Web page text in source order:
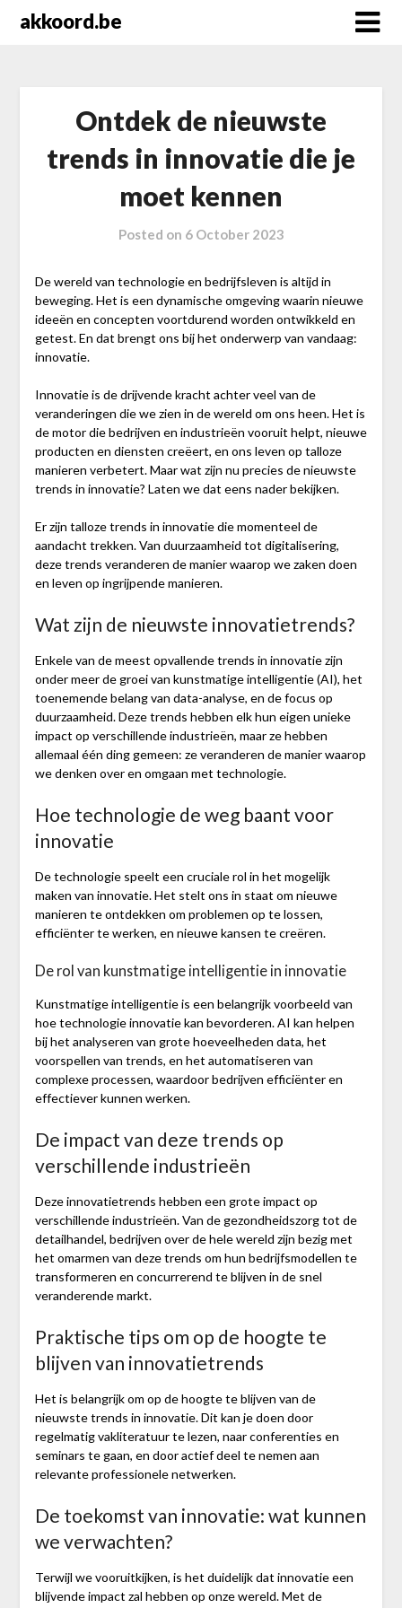
akkoord.be
Ontdek de nieuwste
trends in innovatie die je
moet kennen
Posted on 6 October 2023
De wereld van technologie en bedrijfsleven is altijd in
beweging. Het is een dynamische omgeving waarin nieuwe
ideeën en concepten voortdurend worden ontwikkeld en
getest. En dat brengt ons bij het onderwerp van vandaag:
innovatie.
Innovatie is de drijvende kracht achter veel van de
veranderingen die we zien in de wereld om ons heen. Het is
de motor die bedrijven en industrieën vooruit helpt, nieuwe
producten en diensten creëert, en ons leven op talloze
manieren verbetert. Maar wat zijn nu precies de nieuwste
trends in innovatie? Laten we dat eens nader bekijken.
Er zijn talloze trends in innovatie die momenteel de
aandacht trekken. Van duurzaamheid tot digitalisering,
deze trends veranderen de manier waarop we zaken doen
en leven op ingrijpende manieren.
Wat zijn de nieuwste innovatietrends?
Enkele van de meest opvallende trends in innovatie zijn
onder meer de groei van kunstmatige intelligentie (AI), het
toenemende belang van data-analyse, en de focus op
duurzaamheid. Deze trends hebben elk hun eigen unieke
impact op verschillende industrieën, maar ze hebben
allemaal één ding gemeen: ze veranderen de manier waarop
we denken over en omgaan met technologie.
Hoe technologie de weg baant voor
innovatie
De technologie speelt een cruciale rol in het mogelijk
maken van innovatie. Het stelt ons in staat om nieuwe
manieren te ontdekken om problemen op te lossen,
efficiënter te werken, en nieuwe kansen te creëren.
De rol van kunstmatige intelligentie in innovatie
Kunstmatige intelligentie is een belangrijk voorbeeld van
hoe technologie innovatie kan bevorderen. AI kan helpen
bij het analyseren van grote hoeveelheden data, het
voorspellen van trends, en het automatiseren van
complexe processen, waardoor bedrijven efficiënter en
effectiever kunnen werken.
De impact van deze trends op
verschillende industrieën
Deze innovatietrends hebben een grote impact op
verschillende industrieën. Van de gezondheidszorg tot de
detailhandel, bedrijven over de hele wereld zijn bezig met
het omarmen van deze trends om hun bedrijfsmodellen te
transformeren en concurrerend te blijven in de snel
veranderende markt.
Praktische tips om op de hoogte te
blijven van innovatietrends
Het is belangrijk om op de hoogte te blijven van de
nieuwste trends in innovatie. Dit kan je doen door
regelmatig vakliteratuur te lezen, naar conferenties en
seminars te gaan, en door actief deel te nemen aan
relevante professionele netwerken.
De toekomst van innovatie: wat kunnen
we verwachten?
Terwijl we vooruitkijken, is het duidelijk dat innovatie een
blijvende impact zal hebben op onze wereld. Met de